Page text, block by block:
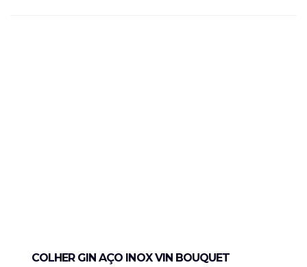
COLHER GIN AÇO INOX VIN BOUQUET